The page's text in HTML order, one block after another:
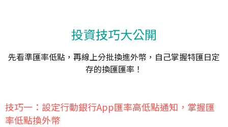
投資技巧大公開
先看準匯率低點，再線上分批換進外幣，自己掌握特匯日定
存的換匯匯率！
技巧一：設定行動銀行App匯率高低點通知，掌握匯
率低點換外幣